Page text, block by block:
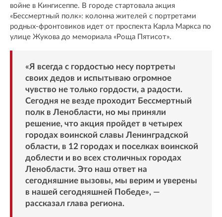
войне в Кингисеппе. В городе стартовала акция
«Бессмертный полк»: колонна жителей с портретами
родных-фронтовиков идет от проспекта Карла Маркса по
улице Жукова до мемориала «Роща Пятисот».
«Я всегда с гордостью несу портреты
своих дедов и испытываю огромное
чувство не только гордости, а радости.
Сегодня не везде проходит Бессмертный
полк в Ленобласти, но мы приняли
решение, что акция пройдет в четырех
городах воинской славы Ленинградской
области, в 12 городах и поселках воинской
доблести и во всех столичных городах
Ленобласти. Это наш ответ на
сегодняшние вызовы, мы верим и уверены
в нашей сегодняшней Победе», —
рассказал глава региона.